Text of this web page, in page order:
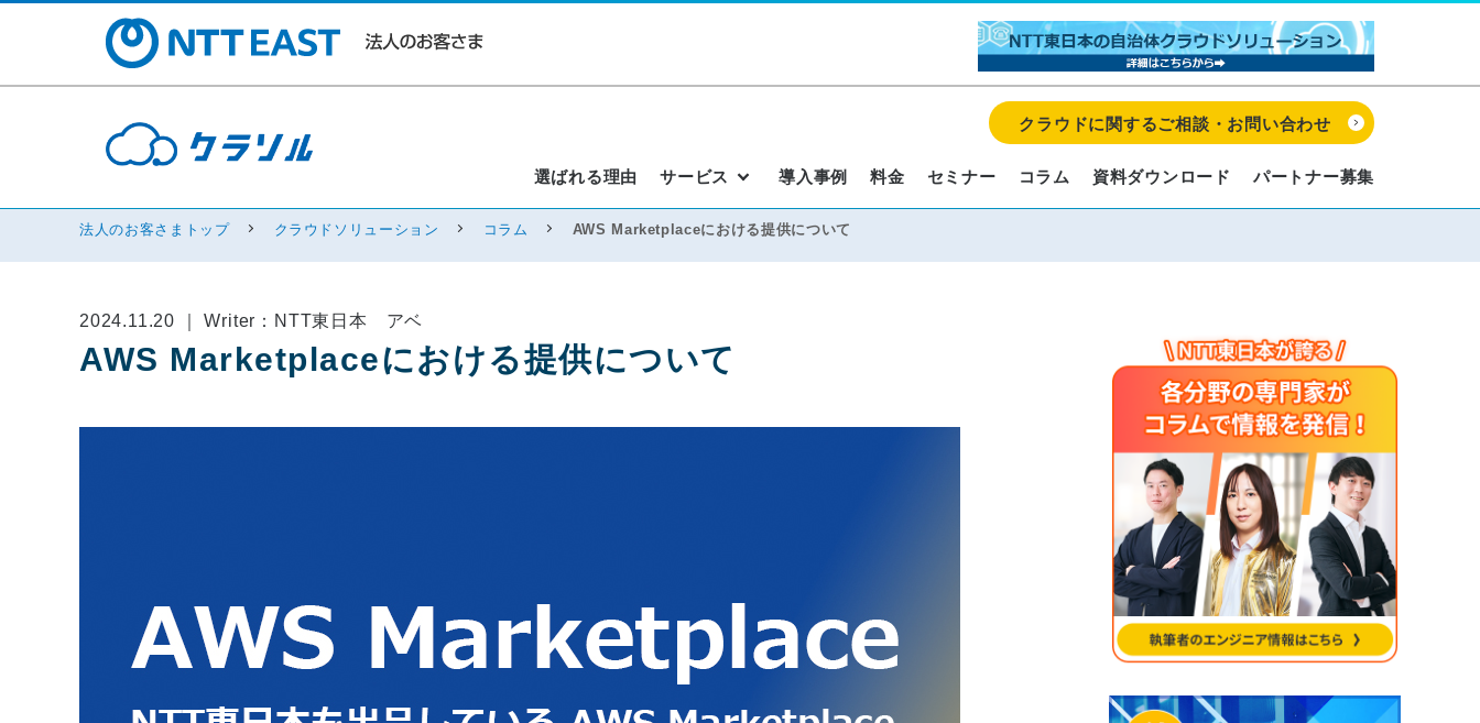
選ばれる理由 サービス 導入事例 料金 セミナー コラム 資料ダウンロード パートナー募集
クラウドに関するご相談・お問い合わせ
法人のお客さまトップ クラウドソリューション コラム AWS Marketplaceにおける提供について
2024.11.20 ｜ Writer：NTT東日本 アベ
AWS Marketplaceにおける提供について